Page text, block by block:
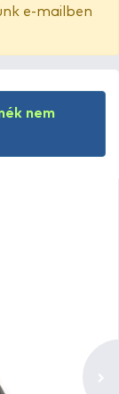
e-mailben
nem